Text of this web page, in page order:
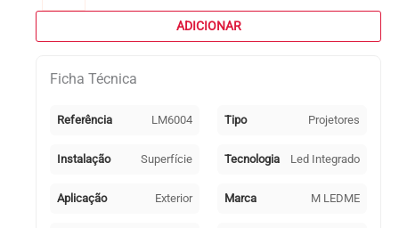
LED
30W
6000K
ADICIONAR
Ficha Técnica
Referência LM6004 Tipo Projetores
Instalação Superfície Tecnologia Led Integrado
Aplicação Exterior Marca M LEDME